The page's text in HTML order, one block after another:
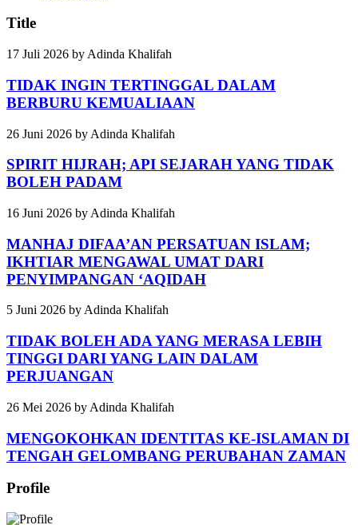
Title
17 Juli 2026 by Adinda Khalifah
TIDAK INGIN TERTINGGAL DALAM
BERBURU KEMUALIAAN
26 Juni 2026 by Adinda Khalifah
SPIRIT HIJRAH; API SEJARAH YANG TIDAK
BOLEH PADAM
16 Juni 2026 by Adinda Khalifah
MANHAJ DIFAA’AN PERSATUAN ISLAM;
IKHTIAR MENGAWAL UMAT DARI
PENYIMPANGAN ‘AQIDAH
5 Juni 2026 by Adinda Khalifah
TIDAK BOLEH ADA YANG MERASA LEBIH
TINGGI DARI YANG LAIN DALAM
PERJUANGAN
26 Mei 2026 by Adinda Khalifah
MENGOKOHKAN IDENTITAS KE-ISLAMAN DI
TENGAH GELOMBANG PERUBAHAN ZAMAN
Profile